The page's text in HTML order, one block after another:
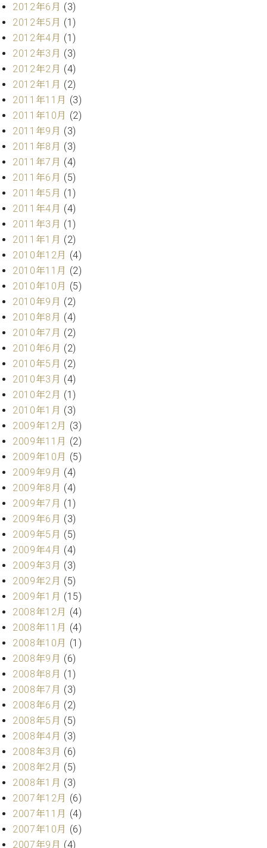
ログ Die
Musikgasse（音
楽の小道）
2012年6月 (3)
2012年5月 (1)
2012年4月 (1)
2012年3月 (3)
2012年2月 (4)
2012年1月 (2)
2011年11月 (3)
2011年10月 (2)
2011年9月 (3)
2011年8月 (3)
2011年7月 (4)
2011年6月 (5)
2011年5月 (1)
2011年4月 (4)
2011年3月 (1)
2011年1月 (2)
2010年12月 (4)
2010年11月 (2)
2010年10月 (5)
2010年9月 (2)
2010年8月 (4)
2010年7月 (2)
2010年6月 (2)
2010年5月 (2)
2010年3月 (4)
2010年2月 (1)
2010年1月 (3)
2009年12月 (3)
2009年11月 (2)
2009年10月 (5)
2009年9月 (4)
2009年8月 (4)
2009年7月 (1)
2009年6月 (3)
2009年5月 (5)
2009年4月 (4)
2009年3月 (3)
2009年2月 (5)
2009年1月 (15)
2008年12月 (4)
2008年11月 (4)
2008年10月 (1)
2008年9月 (6)
2008年8月 (1)
2008年7月 (3)
2008年6月 (2)
2008年5月 (5)
2008年4月 (3)
2008年3月 (6)
2008年2月 (5)
2008年1月 (3)
2007年12月 (6)
2007年11月 (4)
2007年10月 (6)
2007年9月 (4)